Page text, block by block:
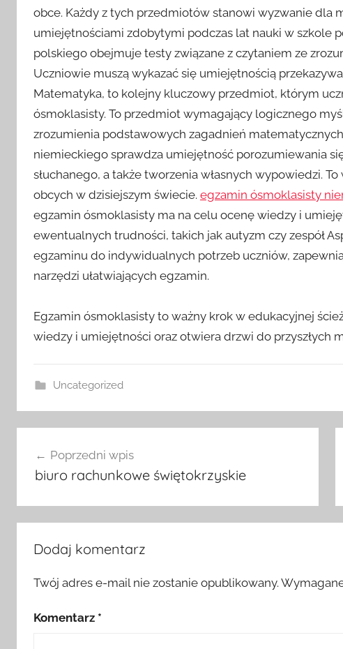
obce. Każdy z tych przedmiotów stanowi wyzwanie dla
umiejętnościami zdobytymi podczas lat nauki w szkole
polskiego obejmuje testy związane z czytaniem ze
Uczniowie muszą wykazać się umiejętnością
Matematyka, to kolejny kluczowy przedmiot, którym
ósmoklasisty. To przedmiot wymagający logicznego
zrozumienia podstawowych zagadnień
niemieckiego sprawdza umiejętność porozumiewania
słuchanego, a także tworzenia własnych wypowiedzi.
obcych w dzisiejszym świecie. egzamin ósmoklasisty
egzamin ósmoklasisty ma na celu ocenę wiedzy i
ewentualnych trudności, takich jak autyzm czy zespół
egzaminu do indywidualnych potrzeb uczniów,
narzędzi ułatwiających egzamin.
Egzamin ósmoklasisty to ważny krok w edukacyjnej
wiedzy i umiejętności oraz otwiera drzwi do przyszłych
Uncategorized
wpisuPoprzedni wpis
biuro rachunkowe świętokrzyskie
Dodaj komentarz
Twój adres e-mail nie zostanie opublikowany.
Komentarz *